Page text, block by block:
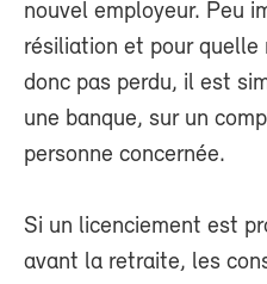
nouvel employeur. Peu
résiliation et pour quelle
donc pas perdu, il est
une banque, sur un
personne concernée.
Si un licenciement est
avant la retraite, les